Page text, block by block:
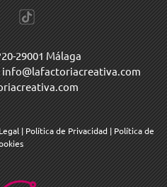
29001 Málaga
info@lafactoriacreativa.com
| Política de Privacidad | Política de